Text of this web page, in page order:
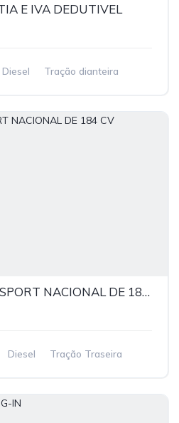
E IVA DEDUTIVEL
Diesel Tração dianteira
BMW 320 VERSÃO SPORT NACIONAL DE 184 CV
Diesel Tração Traseira